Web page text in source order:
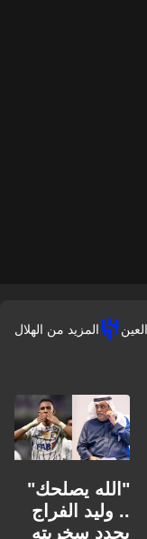
المزيد من الهلال
"الله يصلحك"
.. وليد الفراج
يجدد سخريته